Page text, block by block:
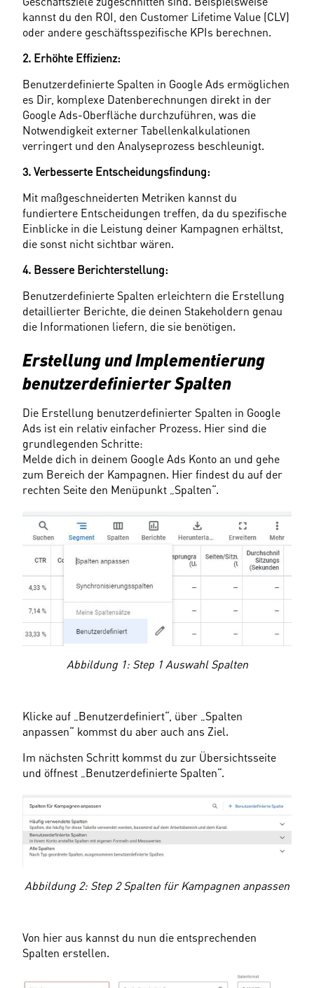
kannst du den ROI, den Customer Lifetime Value (CLV)
oder andere geschäftsspezifische KPIs berechnen.
2. Erhöhte Effizienz:
Benutzerdefinierte Spalten in Google Ads ermöglichen
es Dir, komplexe Datenberechnungen direkt in der
Google Ads-Oberfläche durchzuführen, was die
Notwendigkeit externer Tabellenkalkulationen
verringert und den Analyseprozess beschleunigt.
3. Verbesserte Entscheidungsfindung:
Mit maßgeschneiderten Metriken kannst du
fundiertere Entscheidungen treffen, da du spezifische
Einblicke in die Leistung deiner Kampagnen erhältst,
die sonst nicht sichtbar wären.
4. Bessere Berichterstellung:
Benutzerdefinierte Spalten erleichtern die Erstellung
detaillierter Berichte, die deinen Stakeholdern genau
die Informationen liefern, die sie benötigen.
Erstellung und Implementierung
benutzerdefinierter Spalten
Die Erstellung benutzerdefinierter Spalten in Google
Ads ist ein relativ einfacher Prozess. Hier sind die
grundlegenden Schritte:
Melde dich in deinem Google Ads Konto an und gehe
zum Bereich der Kampagnen. Hier findest du auf der
rechten Seite den Menüpunkt „Spalten“.
Abbildung 1: Step 1 Auswahl Spalten
Klicke auf „Benutzerdefiniert“, über „Spalten
anpassen“ kommst du aber auch ans Ziel.
Im nächsten Schritt kommst du zur Übersichtsseite
und öffnest „Benutzerdefinierte Spalten“.
Abbildung 2: Step 2 Spalten für Kampagnen anpassen
Von hier aus kannst du nun die entsprechenden
Spalten erstellen.